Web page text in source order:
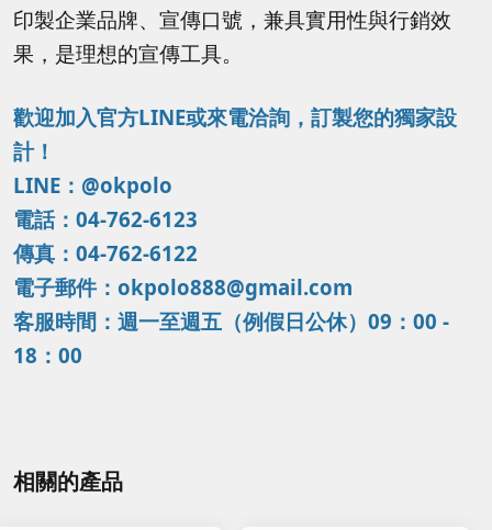
印製企業品牌、宣傳口號，兼具實用性與行銷效
果，是理想的宣傳工具。
歡迎加入官方LINE或來電洽詢，訂製您的獨家設
計！
LINE：@okpolo
電話：04-762-6123
傳真：04-762-6122
電子郵件：okpolo888@gmail.com
客服時間：週一至週五（例假日公休）09：00 -
18：00
相關的產品